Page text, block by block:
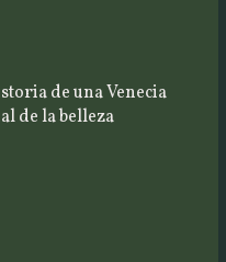
de una Venecia
de la belleza